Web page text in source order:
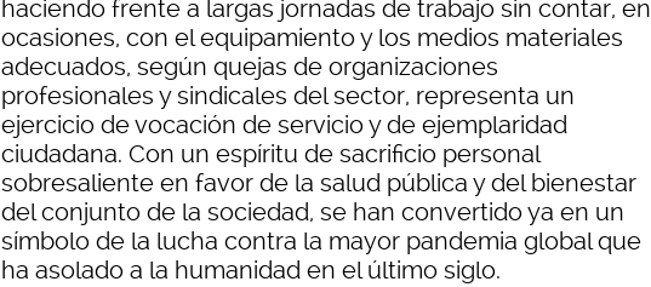
haciendo frente a largas jornadas de trabajo sin contar, en
ocasiones, con el equipamiento y los medios materiales
adecuados, según quejas de organizaciones
profesionales y sindicales del sector, representa un
ejercicio de vocación de servicio y de ejemplaridad
ciudadana. Con un espíritu de sacrificio personal
sobresaliente en favor de la salud pública y del bienestar
del conjunto de la sociedad, se han convertido ya en un
símbolo de la lucha contra la mayor pandemia global que
ha asolado a la humanidad en el último siglo.